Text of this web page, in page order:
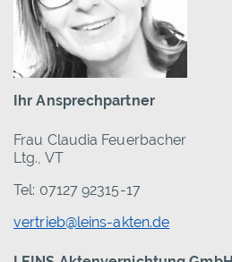
Ihr Ansprechpartner
Frau Claudia Feuerbacher
Ltg., VT
Tel: 07127 92315-17
vertrieb@leins-akten.de